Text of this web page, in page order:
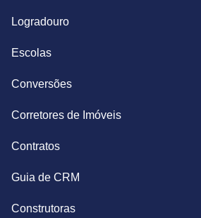
Logradouro
Escolas
Conversões
Corretores de Imóveis
Contratos
Guia de CRM
Construtoras